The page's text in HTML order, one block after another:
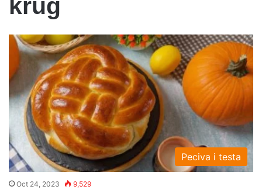
krug
Peciva i testa
Oct 24, 2023 9,529